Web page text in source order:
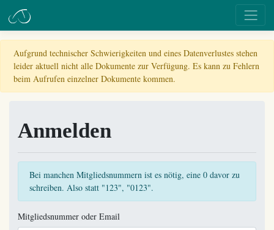
Aufgrund technischer Schwierigkeiten und eines Datenverlustes stehen
leider aktuell nicht alle Dokumente zur Verfügung. Es kann zu Fehlern
beim Aufrufen einzelner Dokumente kommen.
Anmelden
Bei manchen Mitgliedsnummern ist es nötig, eine 0 davor zu
schreiben. Also statt "123", "0123".
Mitgliedsnummer oder Email